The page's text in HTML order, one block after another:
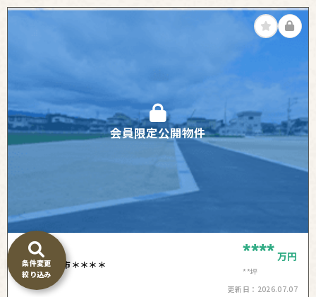
会員限定公開物件
土地
山陽小野田市＊＊＊＊ **** 万円
**坪
更新日： 2026.07.07
条件変更
絞り込み